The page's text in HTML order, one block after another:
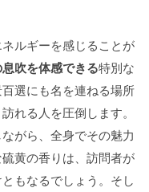
ルギーを感じることが
吹を体感できる特別な
選にも名を連ねる場所
れる人を圧倒します。
がら、全身でその魅力
黄の香りは、訪問者が
もなるでしょう。そし